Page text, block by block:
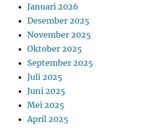
Januari 2026
Desember 2025
November 2025
Oktober 2025
September 2025
Juli 2025
Juni 2025
Mei 2025
April 2025